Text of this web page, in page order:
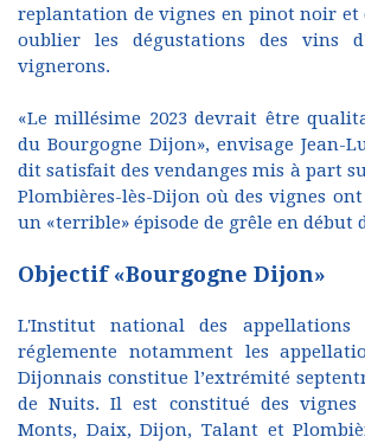
replantation de vignes en pinot noir et
oublier les dégustations des vins
vignerons.
«Le millésime 2023 devrait être
du Bourgogne Dijon», envisage Jean-
dit satisfait des vendanges mis à part
Plombières-lès-Dijon où des vignes
un «terrible» épisode de grêle en début
Objectif «Bourgogne Dijon»
L'Institut national des appellations
réglemente notamment les
Dijonnais constitue l’extrémité
de Nuits. Il est constitué des vignes
Monts, Daix, Dijon, Talant et